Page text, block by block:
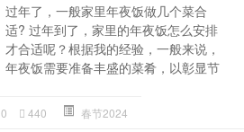
过年了，一般家里年夜饭做几个菜合
适? 过年到了，家里的年夜饭怎么安排
才合适呢？根据我的经验，一般来说，
年夜饭需要准备丰盛的菜肴，以彰显节
0 440 春节2024